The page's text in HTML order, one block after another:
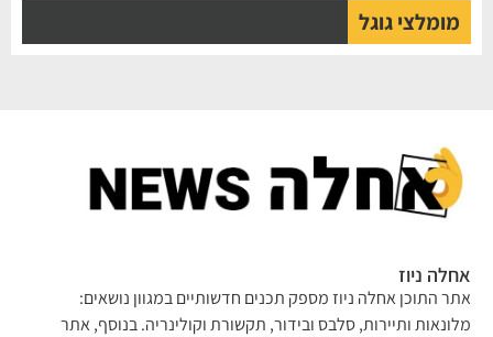
מומלצי גוגל
ניוז
התוכן אחלה ניוז מספק תכנים חדשותיים במגוון נושאים:
ותיירות, סלבס ובידור, תקשורת וקולינריה. בנוסף, אתר